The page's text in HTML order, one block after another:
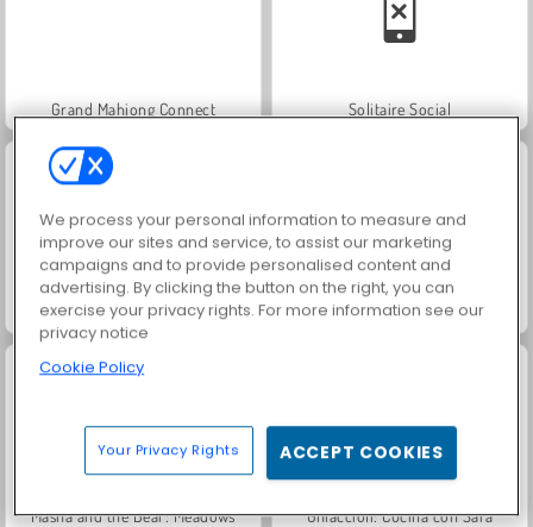
Grand Mahjong Connect Solitaire Social
Jewel Garden Story Farm Merge Valley
Masha and the Bear: Meadows Ghiaccioli: Cucina con Sara
We process your personal information to measure and
improve our sites and service, to assist our marketing
campaigns and to provide personalised content and
advertising. By clicking the button on the right, you can
exercise your privacy rights. For more information see our
privacy notice
Cookie Policy
Your Privacy Rights ACCEPT COOKIES